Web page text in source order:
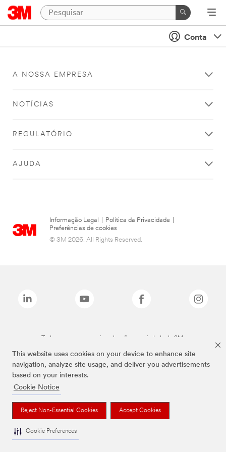
This website uses cookies on your device to enhance site
navigation, analyze site usage, and deliver you advertisements
based on your interests.
Cookie Notice
Reject Non-Essential Cookies Accept Cookies
Cookie Preferences
Conta
A NOSSA EMPRESA
NOTÍCIAS
REGULATÓRIO
AJUDA
Informação Legal Política da Privacidade
Preferências de cookies
© 3M 2026. All Rights Reserved.
Todas as marcas mencionadas são propriedade da 3M.